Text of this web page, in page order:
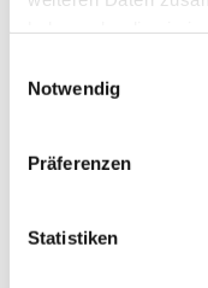
Cookies, wenn Sie
Notwendig
Präferenzen
Statistiken
Diskussion über
und zeigt
und
Verbesserung